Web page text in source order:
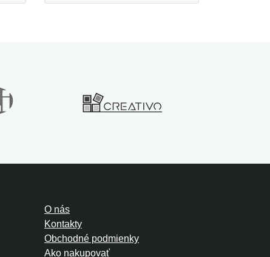
O nás
Kontakty
Obchodné podmienky
Ako nakupovať